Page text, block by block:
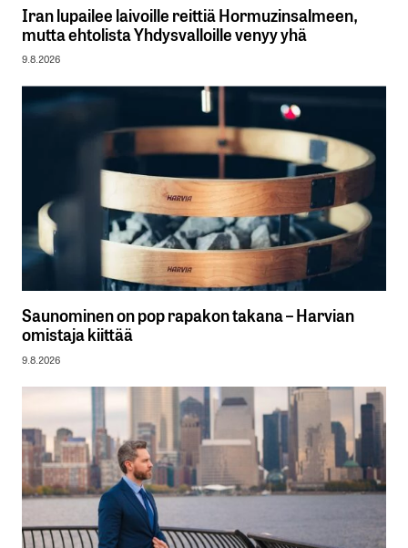
Iran lupailee laivoille reittiä Hormuzinsalmeen,
mutta ehtolista Yhdysvalloille venyy yhä
9.8.2026
Saunominen on pop rapakon takana – Harvian
omistaja kiittää
9.8.2026